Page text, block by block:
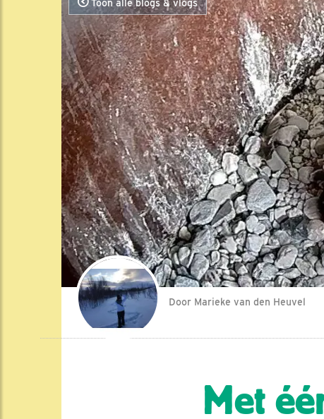
Toon alle blogs & vlogs
Door Marieke van den Heuvel
Met